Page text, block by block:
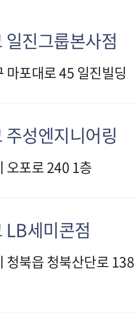
일진그룹본사점
마포대로 45 일진빌딩
주성엔지니어링
오포로 240 1층
LB세미콘점
청북읍 청북산단로